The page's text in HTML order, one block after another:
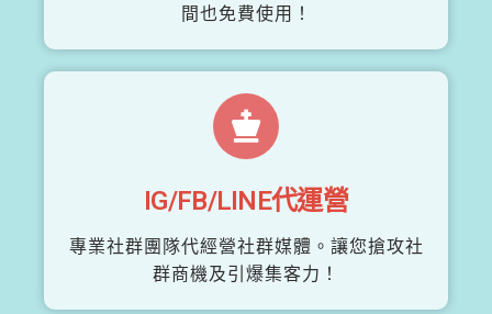
間也免費使用！
IG/FB/LINE代運營
專業社群團隊代經營社群媒體。讓您搶攻社
群商機及引爆集客力！